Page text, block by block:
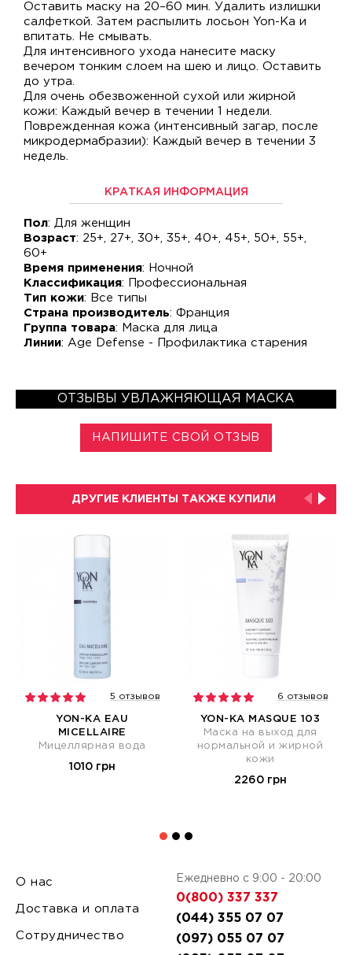
Оставить маску на 20–60 мин. Удалить излишки
салфеткой. Затем распылить лосьон Yon-Ka и
впитать. Не смывать.
Для интенсивного ухода нанесите маску
вечером тонким слоем на шею и лицо. Оставить
до утра.
Для очень обезвоженной сухой или жирной
кожи: Каждый вечер в течении 1 недели.
Поврежденная кожа (интенсивный загар, после
микродермабразии): Каждый вечер в течении 3
недель.
КРАТКАЯ ИНФОРМАЦИЯ
Пол: Для женщин
Возраст: 25+, 27+, 30+, 35+, 40+, 45+, 50+, 55+,
60+
Время применения: Ночной
Классификация: Профессиональная
Тип кожи: Все типы
Страна производитель: Франция
Группа товара: Маска для лица
Линии: Age Defense - Профилактика старения
ОТЗЫВЫ УВЛАЖНЯЮЩАЯ МАСКА
НАПИШИТЕ СВОЙ ОТЗЫВ
ДРУГИЕ КЛИЕНТЫ ТАКЖЕ КУПИЛИ
5 отзывов
YON-KA EAU
MICELLAIRE
Мицеллярная вода
1010 грн
6 отзывов
YON-KA MASQUE 103
Маска на выход для
нормальной и жирной
кожи
2260 грн
О нас
Доставка и оплата
Сотрудничество
Ежедневно с 9:00 - 20:00
0(800) 337 337
(044) 355 07 07
(097) 055 07 07